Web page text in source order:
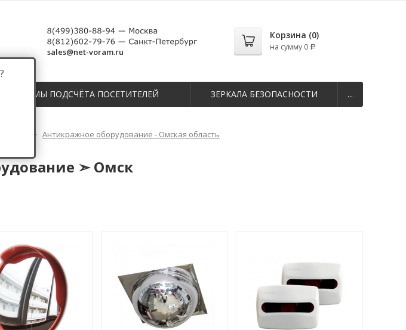
?
sales@net-voram.ru
Корзина (0)
на сумму 0 Р
СИСТЕМЫ ПОДСЧЁТА ПОСЕТИТЕЛЕЙ ЗЕРКАЛА БЕЗОПАСНОСТИ ...
Антикражное оборудование - Омская область
➣ Омск